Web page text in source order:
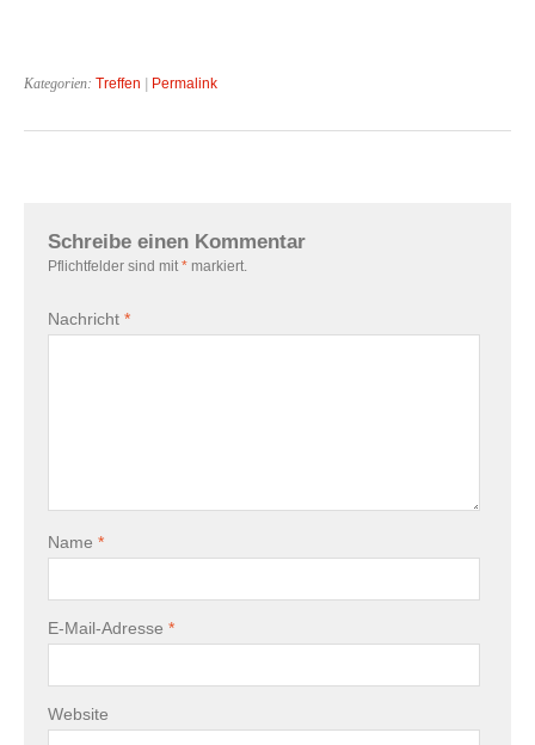
Kategorien: Treffen Permalink
Schreibe einen Kommentar
Pflichtfelder sind mit* markiert.
Nachricht *
Name *
E-Mail-Adresse *
Website